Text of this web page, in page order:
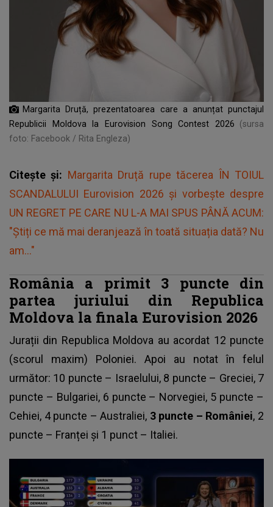
Margarita Druță, prezentatoarea care a anunțat punctajul
Republicii Moldova la Eurovision Song Contest 2026
(sursa
foto: Facebook / Rita Engleza)
Citește și: Margarita Druță rupe tăcerea ÎN TOIUL
SCANDALULUI Eurovision 2026 și vorbește despre
UN REGRET PE CARE NU L-A MAI SPUS PÂNĂ ACUM:
"Știți ce mă mai deranjează în toată situația dată? Nu
am..."
România a primit 3 puncte din
partea juriului din Republica
Moldova la finala Eurovision 2026
Jurații din Republica Moldova au acordat 12 puncte
(scorul maxim) Poloniei. Apoi au notat în felul
următor: 10 puncte – Israelului, 8 puncte – Greciei, 7
puncte – Bulgariei, 6 puncte – Norvegiei, 5 puncte –
Cehiei, 4 puncte – Australiei, 3 puncte – României, 2
puncte – Franței și 1 punct – Italiei.